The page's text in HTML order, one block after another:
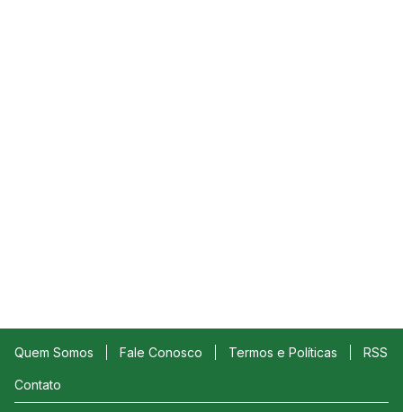
Quem Somos Fale Conosco Termos e Políticas RSS
Contato